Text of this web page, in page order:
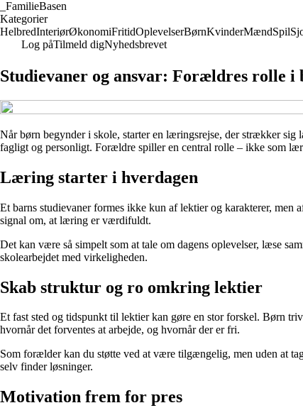
FamilieBasen
Kategorier
HelbredInteriørØkonomiFritidOplevelserBørnKvinderMændSpil
Log påTilmeld digNyhedsbrevet
Studievaner og ansvar: Forældres rolle
Når børn begynder i skole, starter en læringsrejse, der strækker sig
fagligt og personligt. Forældre spiller en central rolle – ikke som
Læring starter i hverdagen
Et barns studievaner formes ikke kun af lektier og karakterer,
signal om, at læring er værdifuldt.
Det kan være så simpelt som at tale om dagens oplevelser, læse
skolearbejdet med virkeligheden.
Skab struktur og ro omkring lektier
Et fast sted og tidspunkt til lektier kan gøre en stor forskel. Børn
hvornår det forventes at arbejde, og hvornår der er fri.
Som forælder kan du støtte ved at være tilgængelig, men uden at
selv finder løsninger.
Motivation frem for pres